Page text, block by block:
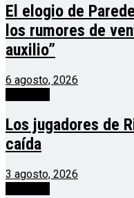
El elogio de
los rumores de
auxilio”
6 agosto, 2026
Los jugadores de
caída
3 agosto, 2026